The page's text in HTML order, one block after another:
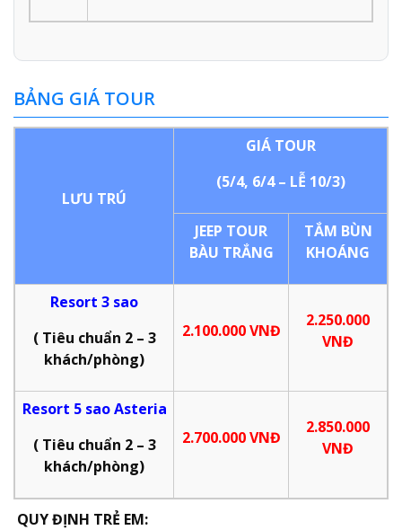
BẢNG GIÁ TOUR
LƯU TRÚ
GIÁ TOUR
(5/4, 6/4 – LỄ 10/3)
JEEP TOUR
BÀU TRẮNG
TẮM BÙN
KHOÁNG
Resort 3 sao
( Tiêu chuẩn 2 – 3
khách/phòng)
2.100.000 VNĐ
2.250.000
VNĐ
Resort 5 sao Asteria
( Tiêu chuẩn 2 – 3
khách/phòng)
2.700.000 VNĐ
2.850.000
VNĐ
QUY ĐỊNH TRẺ EM: